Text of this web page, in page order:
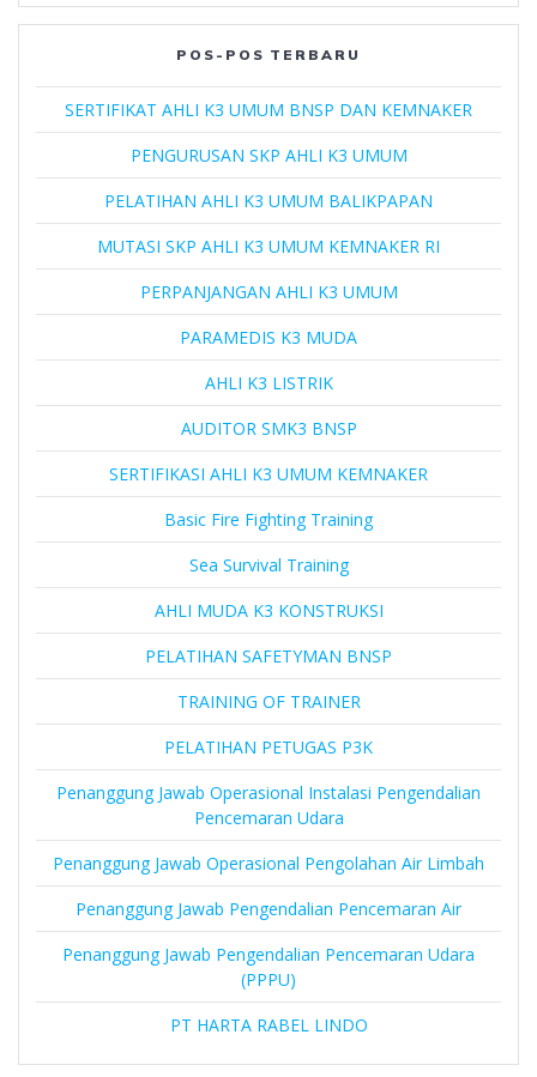
POS-POS TERBARU
SERTIFIKAT AHLI K3 UMUM BNSP DAN KEMNAKER
PENGURUSAN SKP AHLI K3 UMUM
PELATIHAN AHLI K3 UMUM BALIKPAPAN
MUTASI SKP AHLI K3 UMUM KEMNAKER RI
PERPANJANGAN AHLI K3 UMUM
PARAMEDIS K3 MUDA
AHLI K3 LISTRIK
AUDITOR SMK3 BNSP
SERTIFIKASI AHLI K3 UMUM KEMNAKER
Basic Fire Fighting Training
Sea Survival Training
AHLI MUDA K3 KONSTRUKSI
PELATIHAN SAFETYMAN BNSP
TRAINING OF TRAINER
PELATIHAN PETUGAS P3K
Penanggung Jawab Operasional Instalasi Pengendalian
Pencemaran Udara
Penanggung Jawab Operasional Pengolahan Air Limbah
Penanggung Jawab Pengendalian Pencemaran Air
Penanggung Jawab Pengendalian Pencemaran Udara
(PPPU)
PT HARTA RABEL LINDO